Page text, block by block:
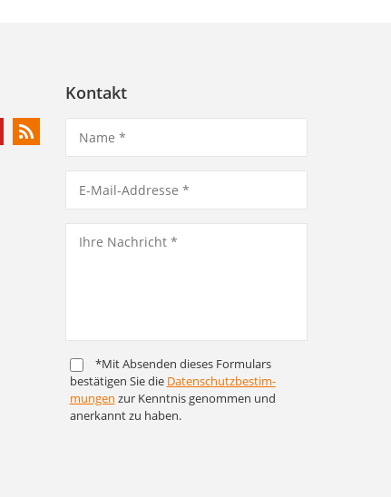
Kontakt
*Mit Absenden dieses Formulars
bestätigen Sie die Daten­schutz­bestim­
mungen zur Kenntnis genommen und
anerkannt zu haben.